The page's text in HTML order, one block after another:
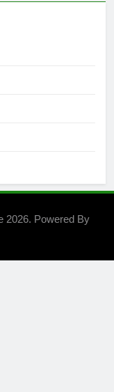
2026. Powered By